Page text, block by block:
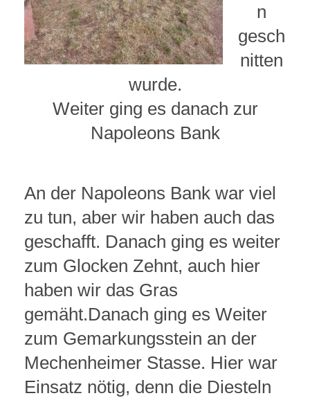
n
gesch
nitten
wurde.
Weiter ging es danach zur
Napoleons Bank
An der Napoleons Bank war viel
zu tun, aber wir haben auch das
geschafft. Danach ging es weiter
zum Glocken Zehnt, auch hier
haben wir das Gras
gemäht.Danach ging es Weiter
zum Gemarkungsstein an der
Mechenheimer Stasse. Hier war
Einsatz nötig, denn die Diesteln